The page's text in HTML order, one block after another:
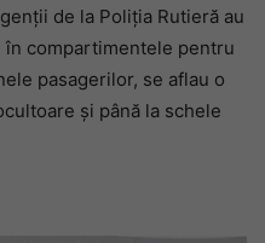
de la Poliția Rutieră au
în compartimentele pentru
pasagerilor, se aflau o
și până la schele